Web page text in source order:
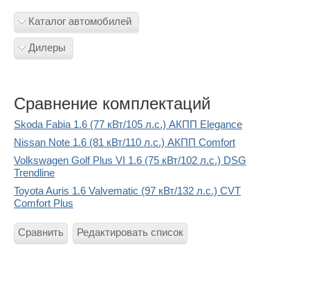
Каталог автомобилей
Дилеры
Сравнение комплектаций
Skoda Fabia 1.6 (77 кВт/105 л.с.) АКПП Elegance
Nissan Note 1.6 (81 кВт/110 л.с.) АКПП Comfort
Volkswagen Golf Plus VI 1.6 (75 кВт/102 л.с.) DSG
Trendline
Toyota Auris 1.6 Valvematic (97 кВт/132 л.с.) CVT
Comfort Plus
Сравнить Редактировать список